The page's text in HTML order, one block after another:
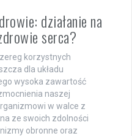
działanie na
serca?
korzystnych
dla układu
wysoka zawartość
naszej
w walce z
ze swoich zdolności
obronne oraz